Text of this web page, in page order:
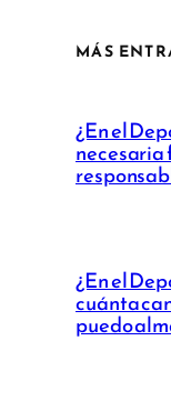
MÁS
¿En el
necesaria
¿En el
cuánta
puedo